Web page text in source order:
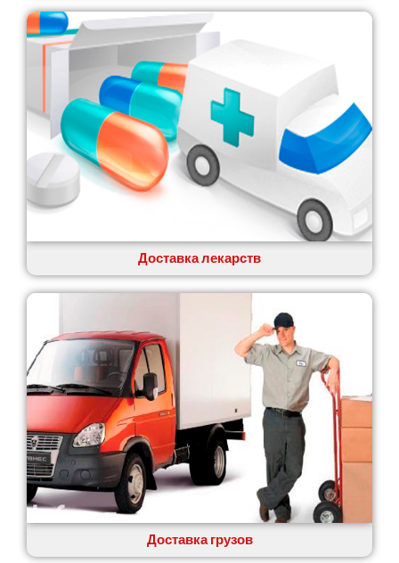
Калуш
Каменец-Подольский
Каменка
Каменское
Казатин
Кобеляки
Коцюбинское
Конотоп
Коростень
Корсунь-Шевченковский
Ковель
Козин
Кременчуг
Кременец
Кривой Рог
Кролевец
Кропивницкий
Крыховцы
Крюковщина
Крыжановка
Ладыжин
Лесники
Доставка лекарств
Доставка грузов